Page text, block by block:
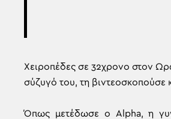
Χειροπέδες σε 32χρονο στον
σύζυγό του, τη βιντεοσκοπούσε
Όπως μετέδωσε ο Alpha, η